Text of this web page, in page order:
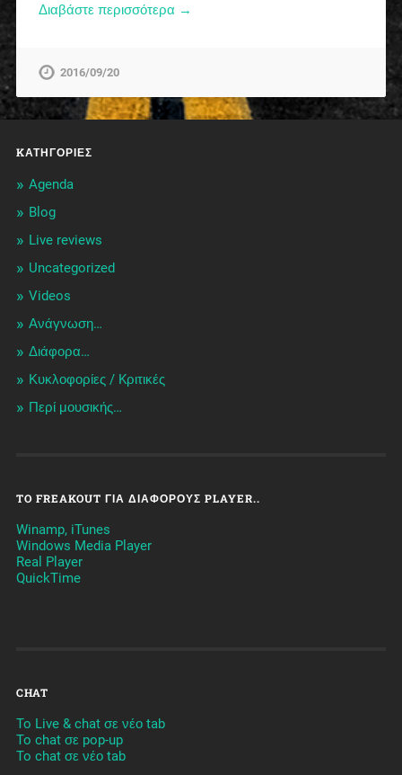
Διαβάστε περισσότερα →
2016/09/20
KΑΤΗΓΟΡΊΕΣ
Agenda
Blog
Live reviews
Uncategorized
Videos
Ανάγνωση…
Διάφορα…
Κυκλοφορίες / Kριτικές
Περί μουσικής…
TO FREAKOUT ΓΙΑ ΔΙΆΦΟΡΟΥΣ PLAYER..
Winamp, iTunes
Windows Media Player
Real Player
QuickTime
CHAT
To Live & chat σε νέο tab
To chat σε pop-up
To chat σε νέο tab